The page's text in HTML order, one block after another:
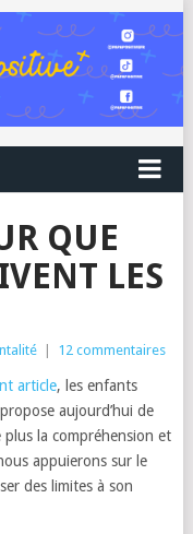
QUE
LES
12 commentaires
article, les enfants
aujourd’hui de
plus la compréhension et
appuierons sur le
des limites à son